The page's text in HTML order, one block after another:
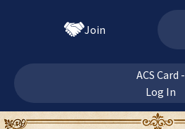
Join
ACS Card -
Log In